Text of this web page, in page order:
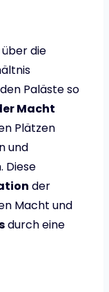
die
Paläste so
Macht
Plätzen
und
Diese
der
Macht und
durch eine